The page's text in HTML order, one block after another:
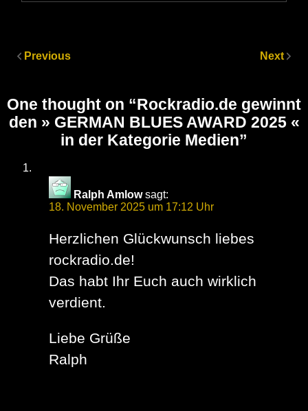
Previous Next
One thought on “Rockradio.de gewinnt
den » GERMAN BLUES AWARD 2025 «
in der Kategorie Medien”
Ralph Amlow sagt:
18. November 2025 um 17:12 Uhr
Herzlichen Glückwunsch liebes
rockradio.de!
Das habt Ihr Euch auch wirklich
verdient.
Liebe Grüße
Ralph